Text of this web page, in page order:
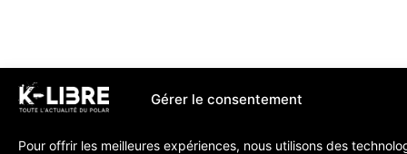
Gérer le consentement
Pour offrir les meilleures expériences, nous utilisons des